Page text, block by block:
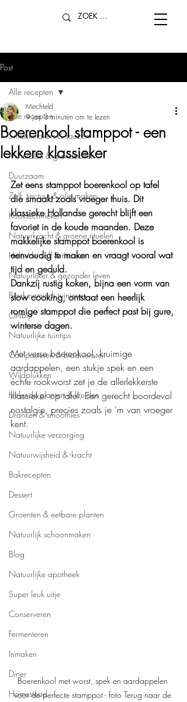
Post
Alle recepten
Smaakmakers & sauzen
Mineralen & grondstoffen
Duurzaam
Zalf, tinctuur & olie maken
Kooktechnieken
Natuurkracht & groene rituelen
Helende zalf & tinctuur
Natuurlijker & gezonder leven
Biodynamisch tuinieren
Ontbijt
Natuurlijke tuintips
Composteren & biodiversiteit
Wildplukken
Helende planten & kruiden
Dranken & smoothies
Natuurlijke verzorging
Natuurwijsheid & -kracht
Bakrecepten
Dessert
Groenten & eetbare planten
Natuurlijk schoonmaken
Blog
Natuurlijke apotheek
Super leuk uitje
Conserveren
Fermenteren
Inmaken
Diner
Homestead
Alle recepten
Boerenkool stamppot - een
lekkere klassieker
Mechteld
9 jan 3 minuten om te lezen
Zet eens stamppot boerenkool op tafel
die smaakt zoals vroeger thuis. Dit
klassieke Hollandse gerecht blijft een
favoriet in de koude maanden. Deze
makkelijke stamppot boerenkool is
eenvoudig te maken en vraagt vooral wat
tijd en geduld.
Dankzij rustig koken, bijna een vorm van
slow cooking, ontstaat een heerlijk
romige stamppot die perfect past bij gure,
winterse dagen.
Met verse boerenkool, kruimige
aardappelen, een stukje spek en een
échte rookworst zet je de allerlekkerste
klassieker op tafel. Een gerecht boordevol
nostalgie, precies zoals je ’m van vroeger
kent.
Boerenkool met worst, spek en aardappelen
voor de perfecte stamppot - foto Terug naar de